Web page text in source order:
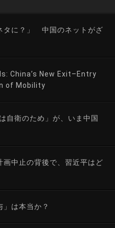
タに？」 中国のネットがざ
China’s New Exit–Entry
of Mobility
自衛のため」が、いま中国
画中止の背後で、習近平はど
」は本当か？